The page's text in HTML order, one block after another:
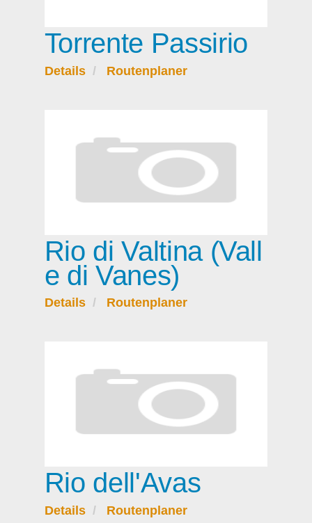
Torrente Passirio
Details Routenplaner
Rio di Valtina (Vall
e di Vanes)
Details Routenplaner
Rio dell'Avas
Details Routenplaner